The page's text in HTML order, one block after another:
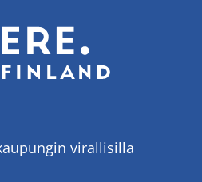
virallisilla